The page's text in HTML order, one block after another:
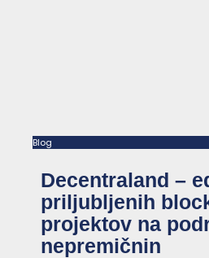
Blog
Decentraland –
priljubljenih
projektov na
nepremičnin